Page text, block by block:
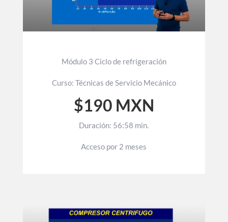
Módulo 3 Ciclo de refrigeración
Curso: Técnicas de Servicio Mecánico
$190 MXN
Duración: 56:58 min.
Acceso por 2 meses